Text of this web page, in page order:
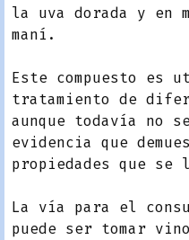
la uva dorada y en
maní.
Este compuesto es
tratamiento de
aunque todavía no
evidencia que
propiedades que
La vía para el
puede ser tomar